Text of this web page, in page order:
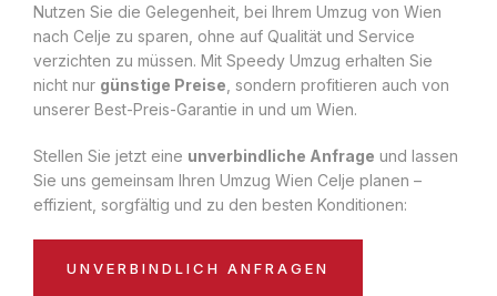
Nutzen Sie die Gelegenheit, bei Ihrem Umzug von Wien
nach Celje zu sparen, ohne auf Qualität und Service
verzichten zu müssen. Mit Speedy Umzug erhalten Sie
nicht nur günstige Preise , sondern profitieren auch von
unserer Best-Preis-Garantie in und um Wien.
Stellen Sie jetzt eine unverbindliche Anfrage und lassen
Sie uns gemeinsam Ihren Umzug Wien Celje planen –
effizient, sorgfältig und zu den besten Konditionen:
UNVERBINDLICH ANFRAGEN